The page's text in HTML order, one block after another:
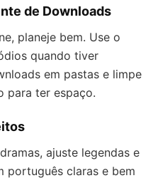
de Downloads
planeje bem. Use o
quando tiver
em pastas e limpe
para ter espaço.
ajuste legendas e
português claras e bem